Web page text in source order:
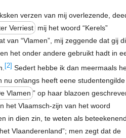
verzen van mij overlezende,
Verriest mij het woord “Kerels”
van “Vlamen”, mij zeggende dat gij
het onder andere gebruikt hadt in
[2] Sedert hebbe ik dan meermaals
nu onlangs heeft eene studentengilde
Vlamen ” op haar blazoen
het Vlaamsch-zijn van het woord
in dien zin, te weten als
Vlaanderenland”; men zegt dat de